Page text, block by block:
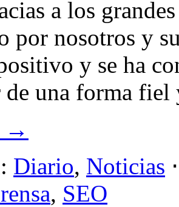
a los
por nosotros y
y se ha
una forma fiel
→
Diario, Noticias
, SEO